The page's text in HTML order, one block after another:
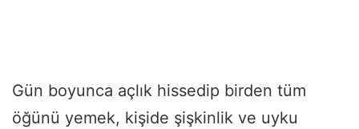
Gün boyunca açlık hissedip birden tüm
öğünü yemek, kişide şişkinlik ve uyku